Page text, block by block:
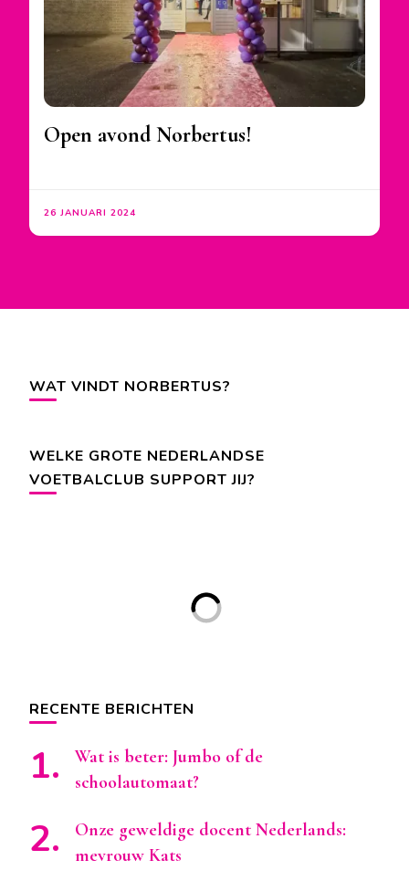
Open avond Norbertus!
26 JANUARI 2024
WAT VINDT NORBERTUS?
WELKE GROTE NEDERLANDSE
VOETBALCLUB SUPPORT JIJ?
RECENTE BERICHTEN
Wat is beter: Jumbo of de
schoolautomaat?
Onze geweldige docent Nederlands:
mevrouw Kats